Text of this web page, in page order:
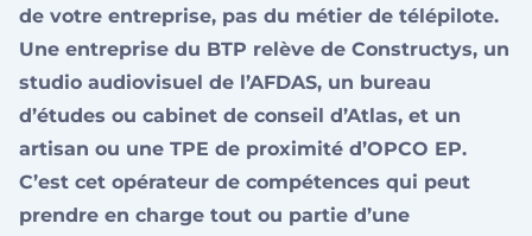
de votre entreprise, pas du métier de télépilote.
Une entreprise du BTP relève de Constructys, un
studio audiovisuel de l’AFDAS, un bureau
d’études ou cabinet de conseil d’Atlas, et un
artisan ou une TPE de proximité d’OPCO EP.
C’est cet opérateur de compétences qui peut
prendre en charge tout ou partie d’une